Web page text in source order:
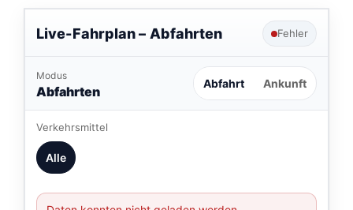
Live-Fahrplan – Abfahrten Fehler
Modus
Abfahrten Abfahrt Ankunft
Verkehrsmittel
Alle